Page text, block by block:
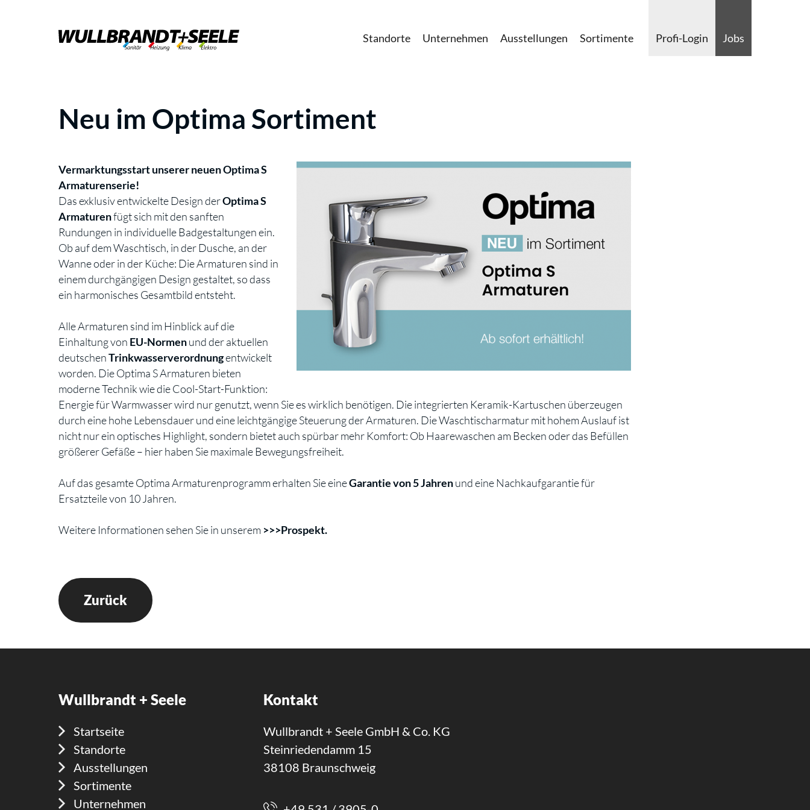
Standorte Unternehmen Ausstellungen Sortimente Profi-Login Jobs
Neu im Optima Sortiment
Vermarktungsstart unserer neuen Optima S
Armaturenserie!
Das exklusiv entwickelte Design derOptima S
Armaturenfügt sich mit den sanften
Rundungen in individuelle Badgestaltungen ein.
Ob auf dem Waschtisch, in der Dusche, an der
Wanne oder in der Küche: Die Armaturen sind in
einem durchgängigen Design gestaltet, so dass
ein harmonisches Gesamtbild entsteht.
Alle Armaturen sind im Hinblick auf die
Einhaltung von EU-Normenund der aktuellen
deutschenTrinkwasserverordnungentwickelt
worden. Die Optima S Armaturen bieten
moderne Technik wie die Cool-Start-Funktion:
Energie für Warmwasser wird nur genutzt, wenn Sie es wirklich benötigen. Die integrierten Keramik-Kartuschen überzeugen
durch eine hohe Lebensdauer und eine leichtgängige Steuerung der Armaturen. Die Waschtischarmatur mit hohem Auslauf ist
nicht nur ein optisches Highlight, sondern bietet auch spürbar mehr Komfort: Ob Haarewaschen am Becken oder das Befüllen
größerer Gefäße – hier haben Sie maximale Bewegungsfreiheit.
Auf das gesamte Optima Armaturenprogramm erhalten Sie eineGarantie von 5 Jahrenund eine Nachkaufgarantie für
Ersatzteile von 10 Jahren.
Weitere Informationen sehen Sie in unserem >>>Prospekt.
Zurück
Wullbrandt + Seele
Startseite
Standorte
Ausstellungen
Sortimente
Unternehmen
Kontakt
Wullbrandt + Seele GmbH & Co. KG
Steinriedendamm 15
38108 Braunschweig